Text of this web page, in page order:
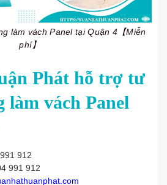
làm vách Panel tại Quận 4【Miễn
phí】
Phát hỗ trợ tư
làm vách Panel
912
991 912